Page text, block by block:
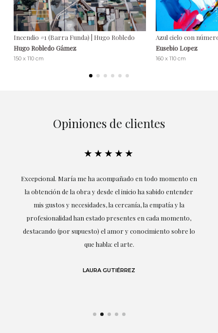
Incendio #1 (Barra Funda) | Hugo Robledo
Hugo Robledo Gámez
150 x 110 cm
Azul cielo con
Eusebio Lopez
160 x 110 cm
Opiniones de clientes
★★★★★
Excepcional. María me ha acompañado en todo momento en
la obtención de la obra y desde el inicio ha sabido entender
mis gustos y necesidades, la cercanía, la empatía y la
profesionalidad han estado presentes en cada momento,
destacando (por supuesto) el amor y conocimiento sobre lo
que habla: el arte.
LAURA GUTIÉRREZ